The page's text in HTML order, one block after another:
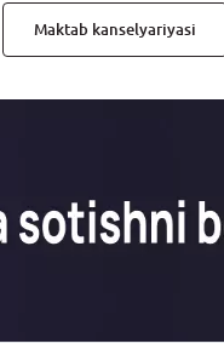
Maktab kanselyariyasi